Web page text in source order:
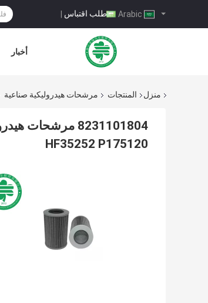
طلب اقتباس |
أخبار
منزل المنتجات مرشحات هيدروليكية صناعية
HF35252 P175120